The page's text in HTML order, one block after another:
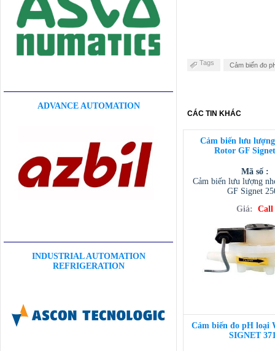
ADVANCE AUTOMATION
INDUSTRIAL AUTOMATION
REFRIGERATION
Tags Cảm biến đo
CÁC TIN KHÁC
Cảm biến lưu
Rotor GF
Mã số :
Cảm biến lưu lượng
GF Signet
Giá: Call
Cảm biến đo pH loại
SIGNET